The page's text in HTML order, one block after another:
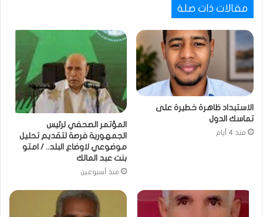
مقالات ذات صلة
الاستبداد ظاهرة خطيرة على
تماسك الدول
منذ 4 أيام
المؤتمر الصحفي لرئيس
الجمهورية فرصة لتقديم تحليل
موضوعي لاوضاع البلد.. / امتو
بنت عبد المالك
منذ أسبوعين